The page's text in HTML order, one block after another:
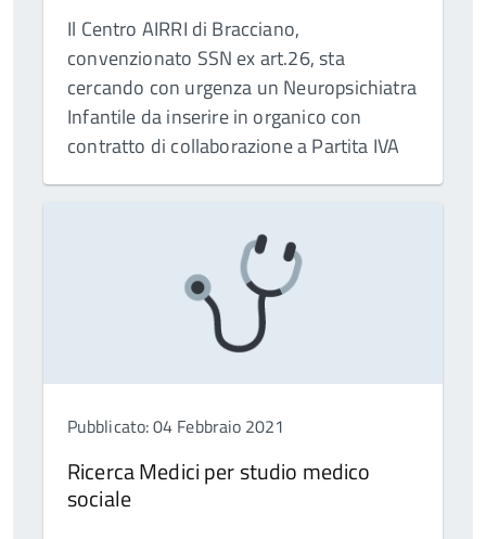
Il Centro AIRRI di Bracciano,
convenzionato SSN ex art.26, sta
cercando con urgenza un Neuropsichiatra
Infantile da inserire in organico con
contratto di collaborazione a Partita IVA
Pubblicato: 04 Febbraio 2021
Ricerca Medici per studio medico
sociale